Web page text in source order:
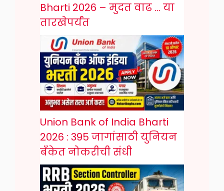
Bharti 2026 – मुदत वाढ … या
तारखेपर्यंत
Union Bank of India Bharti
2026 : 395 जागांसाठी युनियन
बँकेत नोकरीची संधी